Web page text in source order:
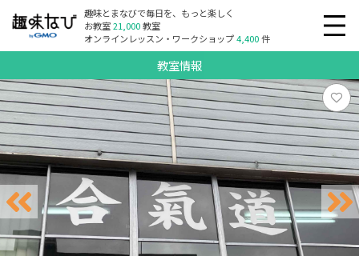
趣味とまなびで毎日を、もっと楽しく
お教室21,000教室
オンラインレッスン・ワークショップ4,400件
教室情報